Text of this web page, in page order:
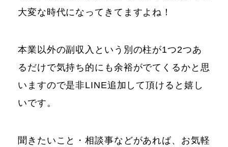
大変な時代になってきてますよね！
本業以外の副収入という別の柱が1つ2つあ
るだけで気持ち的にも余裕がでてくるかと思
いますので是非LINE追加して頂けると嬉し
いです。
聞きたいこと・相談事などがあれば、お気軽